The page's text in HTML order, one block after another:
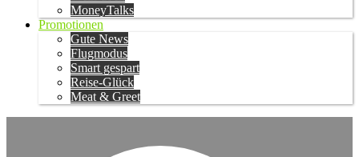
MoneyTalks
Promotionen
Gute News
Flugmodus
Smart gespart
Reise-Glück
Meat & Greet